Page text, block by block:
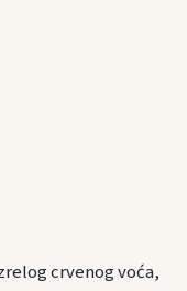
crvenog voća,